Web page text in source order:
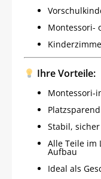
Montessori-
Ihre Vorteile:
Montessori-
Stabil,
Alle Teile im
Aufbau
Ideal als